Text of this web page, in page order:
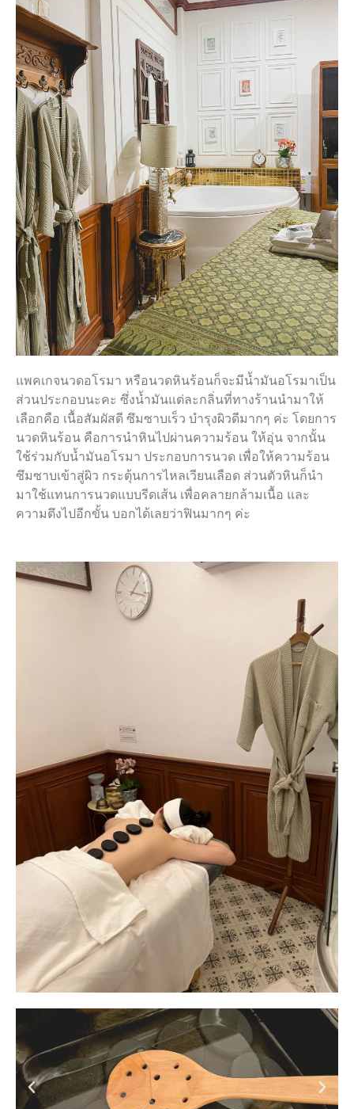
แพคเกจนวดอโรมา หรือนวดหินร้อนก็จะมีน้ำมันอโรมาเป็น
ส่วนประกอบนะคะ ซึ่งน้ำมันแต่ละกลิ่นที่ทางร้านนำมาให้
เลือกคือ เนื้อสัมผัสดี ซึมซาบเร็ว บำรุงผิวดีมากๆ ค่ะ โดยการ
นวดหินร้อน คือการนำหินไปผ่านความร้อน ให้อุ่น จากนั้น
ใช้ร่วมกับน้ำมันอโรมา ประกอบการนวด เพื่อให้ความร้อน
ซึมซาบเข้าสู่ผิว กระตุ้นการไหลเวียนเลือด ส่วนตัวหินก็นำ
มาใช้แทนการนวดแบบรีดเส้น เพื่อคลายกล้ามเนื้อ และ
ความตึงไปอีกขั้น บอกได้เลยว่าฟินมากๆ ค่ะ
Previous Next